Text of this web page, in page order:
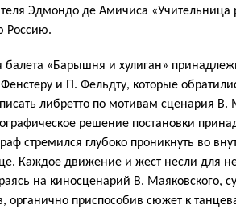
Эдмондо де Амичиса «Учительница
Россию.
балета «Барышня и хулиган»
и П. Фельдту, которые
либретто по мотивам сценария В.
решение постановки
стремился глубоко проникнуть во
Каждое движение и жест несли для
на киносценарий В. Маяковского,
органично приспособив сюжет к